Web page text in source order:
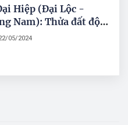
Hiệp (Đại Lộc -
Nam): Thửa đất đột
mất” lối đi bởi
05/2024